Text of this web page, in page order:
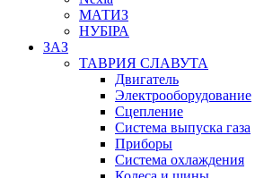
МАТИЗ
НУБІРА
ЗАЗ
ТАВРИЯ СЛАВУТА
Двигатель
Электрооборудование
Сцепление
Система выпуска газа
Приборы
Система охлаждения